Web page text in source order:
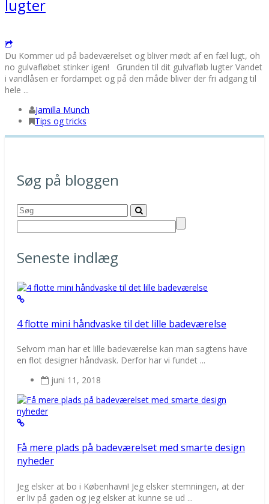
lugter
Du Kommer ud på badeværelset og bliver mødt af en fæl lugt, oh
no gulvafløbet stinker igen! Grunden til dit gulvafløb lugter Vandet
i vandlåsen er fordampet og på den måde bliver der fri adgang til
hele ...
Jamilla Munch
Tips og tricks
Søg på bloggen
Seneste indlæg
4 flotte mini håndvaske til det lille badeværelse
Selvom man har et lille badeværelse kan man sagtens have
en flot designer håndvask. Derfor har vi fundet ...
juni 11, 2018
Få mere plads på badeværelset med smarte design
nyheder
Jeg elsker at bo i København! Jeg elsker stemningen, at der
er liv på gaden og jeg elsker at kunne se ud ...